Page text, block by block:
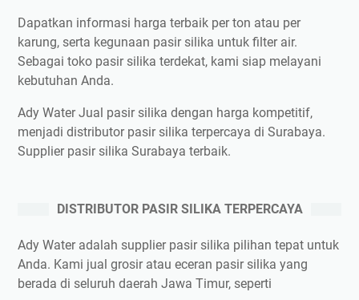
Dapatkan informasi harga terbaik per ton atau per
karung, serta kegunaan pasir silika untuk filter air.
Sebagai toko pasir silika terdekat, kami siap melayani
kebutuhan Anda.
Ady Water Jual pasir silika dengan harga kompetitif,
menjadi distributor pasir silika terpercaya di Surabaya.
Supplier pasir silika Surabaya terbaik.
DISTRIBUTOR PASIR SILIKA TERPERCAYA
Ady Water adalah supplier pasir silika pilihan tepat untuk
Anda. Kami jual grosir atau eceran pasir silika yang
berada di seluruh daerah Jawa Timur, seperti